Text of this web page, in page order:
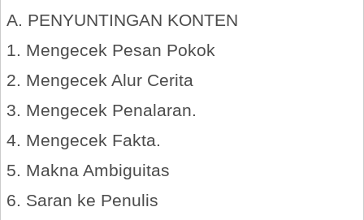
A. PENYUNTINGAN KONTEN
1. Mengecek Pesan Pokok
2. Mengecek Alur Cerita
3. Mengecek Penalaran.
4. Mengecek Fakta.
5. Makna Ambiguitas
6. Saran ke Penulis